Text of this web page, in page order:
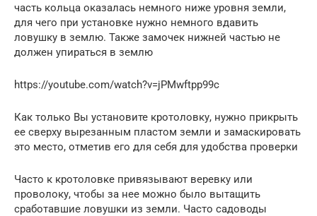
часть кольца оказалась немного ниже уровня земли,
для чего при установке нужно немного вдавить
ловушку в землю. Также замочек нижней частью не
должен упираться в землю
https://youtube.com/watch?v=jPMwftpp99c
Как только Вы установите кротоловку, нужно прикрыть
ее сверху вырезанным пластом земли и замаскировать
это место, отметив его для себя для удобства проверки
Часто к кротоловке привязывают веревку или
проволоку, чтобы за нее можно было вытащить
сработавшие ловушки из земли. Часто садоводы